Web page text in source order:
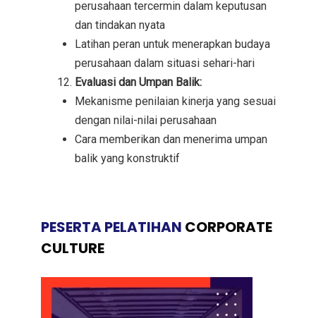
perusahaan tercermin dalam keputusan
dan tindakan nyata
Latihan peran untuk menerapkan budaya
perusahaan dalam situasi sehari-hari
Evaluasi dan Umpan Balik:
Mekanisme penilaian kinerja yang sesuai
dengan nilai-nilai perusahaan
Cara memberikan dan menerima umpan
balik yang konstruktif
PESERTA PELATIHAN CORPORATE
CULTURE